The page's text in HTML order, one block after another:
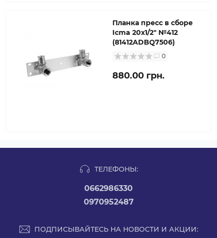
Планка пресс в сборе
Icma 20х1/2" №412
(81412ADBQ7506)
0
880.00 грн.
ТЕЛЕФОНЫ:
0662986330
0970952487
ПОДПИСЫВАЙТЕСЬ НА НОВОСТИ И АКЦИИ: